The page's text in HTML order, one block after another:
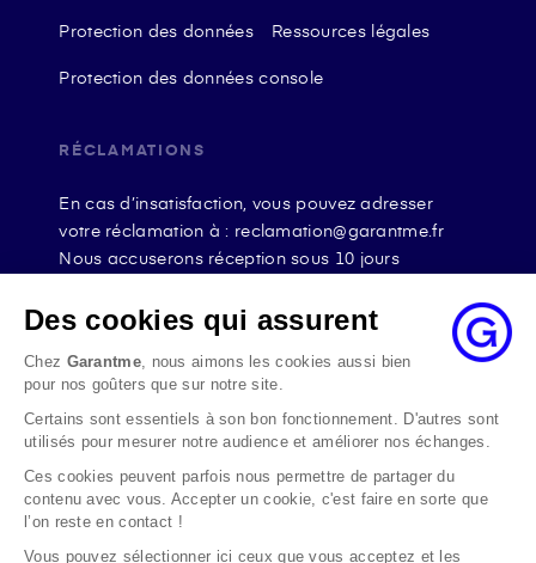
Protection des données Ressources légales
Protection des données console
RÉCLAMATIONS
En cas d’insatisfaction, vous pouvez adresser
votre réclamation à : reclamation@garantme.fr
Nous accuserons réception sous 10 jours
état de cause, nous répondrons à la réclamation
au maximum dans les 2 mois.
Si le désaccord persiste, vous pouvez solliciter
l’avis du Médiateur de l’Assurance par internet à
l’adresse La médiation de l’assurance - Accueil
Par courrier à l’adresse : La Médiation de
l’Assurance TSA 50110 75441 PARIS CEDEX 09 ou
par email à l’adresse www.mediation-
assurance.org
Des cookies qui assurent
Chez Garantme, nous aimons les cookies aussi bien
pour nos goûters que sur notre site.
Certains sont essentiels à son bon fonctionnement. D'autres sont
utilisés pour mesurer notre audience et améliorer nos échanges.
Ces cookies peuvent parfois nous permettre de partager du
contenu avec vous. Accepter un cookie, c'est faire en sorte que
l’on reste en contact !
Vous pouvez sélectionner ici ceux que vous acceptez et les